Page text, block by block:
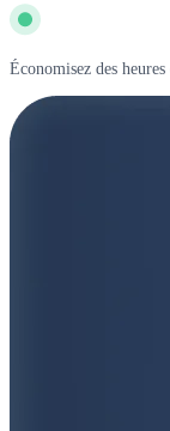
Économisez des